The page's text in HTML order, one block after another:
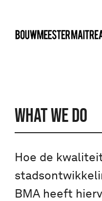
WHAT WE DO
Hoe de
BMA heeft